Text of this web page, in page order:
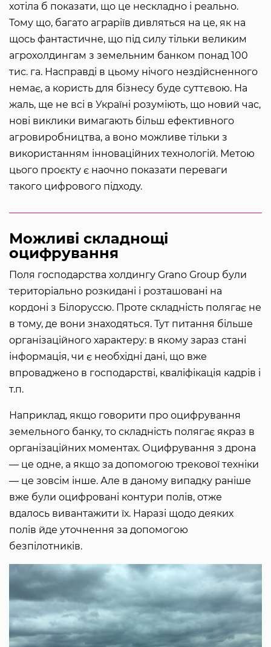
хотіла б показати, що це нескладно і реально.
Тому що, багато аграріїв дивляться на це, як на
щось фантастичне, що під силу тільки великим
агрохолдингам з земельним банком понад 100
тис. га. Насправді в цьому нічого нездійсненного
немає, а користь для бізнесу буде суттєвою. На
жаль, ще не всі в Україні розуміють, що новий час,
нові виклики вимагають більш ефективного
агровиробництва, а воно можливе тільки з
використанням інноваційних технологій. Метою
цього проєкту є наочно показати переваги
такого цифрового підходу.
Можливі складнощі
оцифрування
Поля господарства холдингу Grano Group були
територіально розкидані і розташовані на
кордоні з Білоруссю. Проте складність полягає не
в тому, де вони знаходяться. Тут питання більше
організаційного характеру: в якому зараз стані
інформація, чи є необхідні дані, що вже
впроваджено в господарстві, кваліфікація кадрів і
т.п.
Наприклад, якщо говорити про оцифрування
земельного банку, то складність полягає якраз в
організаційних моментах. Оцифрування з дрона
— це одне, а якщо за допомогою трекової техніки
— це зовсім інше. Але в даному випадку раніше
вже були оцифровані контури полів, отже
вдалось вивантажити їх. Наразі щодо деяких
полів йде уточнення за допомогою
безпілотників.